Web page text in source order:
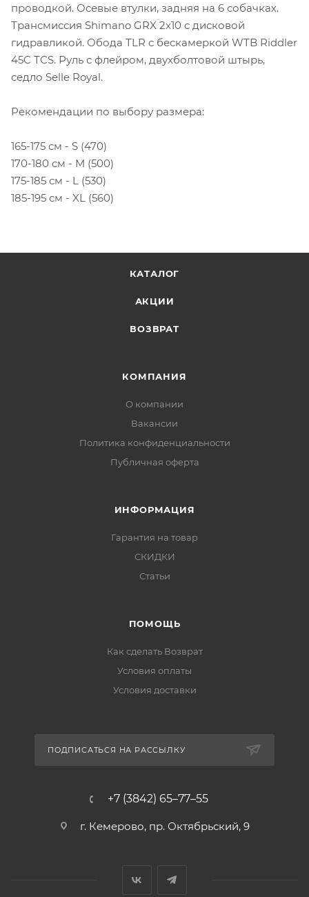
проводкой. Осевые втулки, задняя на 6 собачках.
Трансмиссия Shimano GRX 2x10 c дисковой
гидравликой. Обода TLR c бескамеркой WTB Riddler
45C TCS. Руль с флейром, двухболтовой штырь,
седло Selle Royal.
Рекомендации по выбору размера:
165-175 см - S (470)
170-180 см - M (500)
175-185 см - L (530)
185-195 см - XL (560)
КАТАЛОГ
АКЦИИ
ВОЗВРАТ
КОМПАНИЯ
О компании
Вакансии
Политика конфиденциальности
Публичная оферта
ИНФОРМАЦИЯ
Гарантия на товар
СКИДКИ
Статьи
ПОМОЩЬ
Как сделать Возврат
Условия оплаты
Условия доставки
ПОДПИСАТЬСЯ НА РАССЫЛКУ
+7 (3842) 65–77–55
г. Кемерово, пр. Октябрьский, 9